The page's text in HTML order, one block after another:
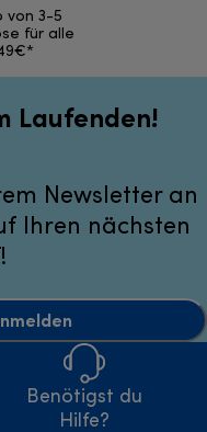
von 3-5
für alle
Laufenden!
Newsletter an
Ihren nächsten
Benötigst du
Hilfe?